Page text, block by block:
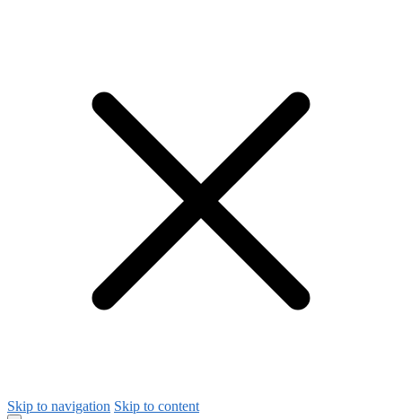
Skip to navigation Skip to content